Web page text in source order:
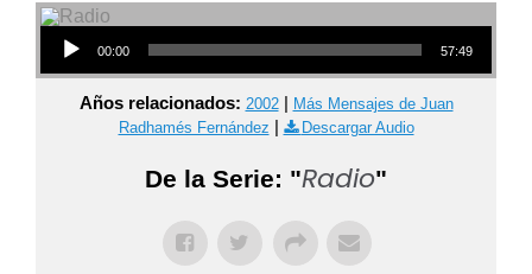
Audio Player
00:00 57:49
Años relacionados: 2002| Más Mensajes de Juan
Radhamés Fernández | Descargar Audio
De la Serie: "Radio"